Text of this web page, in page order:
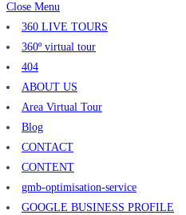
Close Menu
360 LIVE TOURS
360º virtual tour
404
ABOUT US
Area Virtual Tour
Blog
CONTACT
CONTENT
gmb-optimisation-service
GOOGLE BUSINESS PROFILE